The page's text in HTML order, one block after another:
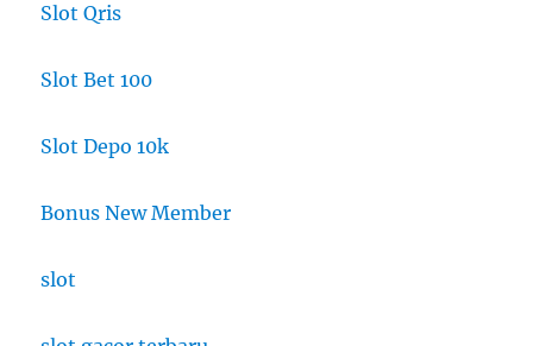
Slot Qris
Slot Bet 100
Slot Depo 10k
Bonus New Member
slot